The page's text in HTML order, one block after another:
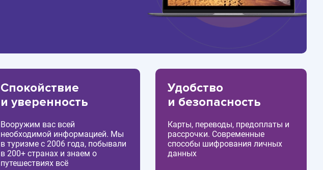
Спокойствие
и уверенность
Вооружим вас всей
необходимой информацией. Мы
в туризме с 2006 года, побывали
в 200+ странах и знаем о
путешествиях всё
Удобство
и безопасность
Карты, переводы, предоплаты и
рассрочки. Современные
способы шифрования личных
данных